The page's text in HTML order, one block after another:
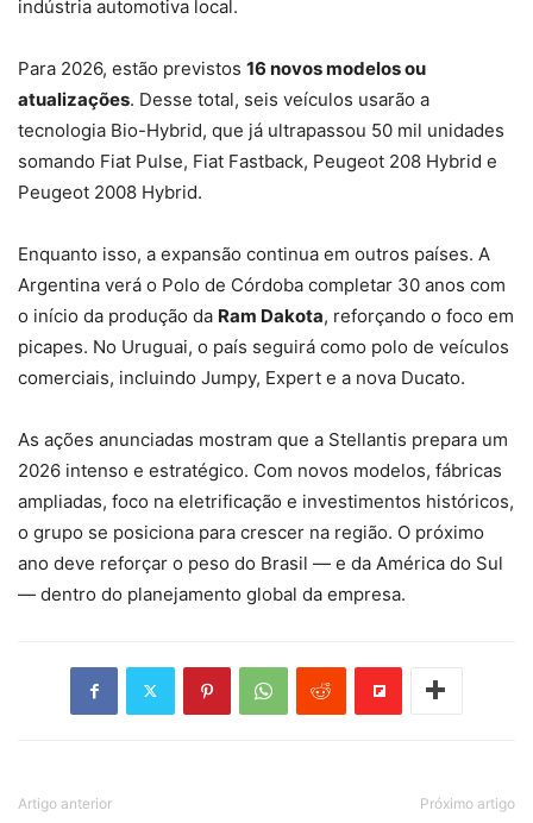
indústria automotiva local.
Para 2026, estão previstos 16 novos modelos ou
atualizações. Desse total, seis veículos usarão a
tecnologia Bio-Hybrid, que já ultrapassou 50 mil unidades
somando Fiat Pulse, Fiat Fastback, Peugeot 208 Hybrid e
Peugeot 2008 Hybrid.
Enquanto isso, a expansão continua em outros países. A
Argentina verá o Polo de Córdoba completar 30 anos com
o início da produção da Ram Dakota, reforçando o foco em
picapes. No Uruguai, o país seguirá como polo de veículos
comerciais, incluindo Jumpy, Expert e a nova Ducato.
As ações anunciadas mostram que a Stellantis prepara um
2026 intenso e estratégico. Com novos modelos, fábricas
ampliadas, foco na eletrificação e investimentos históricos,
o grupo se posiciona para crescer na região. O próximo
ano deve reforçar o peso do Brasil — e da América do Sul
— dentro do planejamento global da empresa.
Artigo anterior Próximo artigo